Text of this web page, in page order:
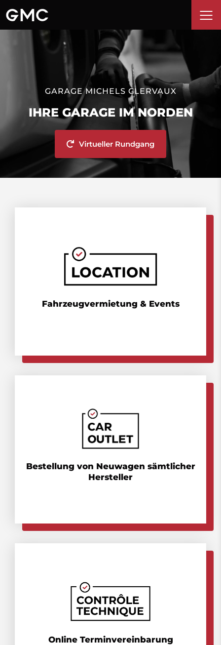
GARAGE MICHELS CLERVAUX
IHRE GARAGE IM NORDEN
Virtueller Rundgang
Fahrzeugvermietung & Events
Bestellung von Neuwagen sämtlicher
Hersteller
Online Terminvereinbarung